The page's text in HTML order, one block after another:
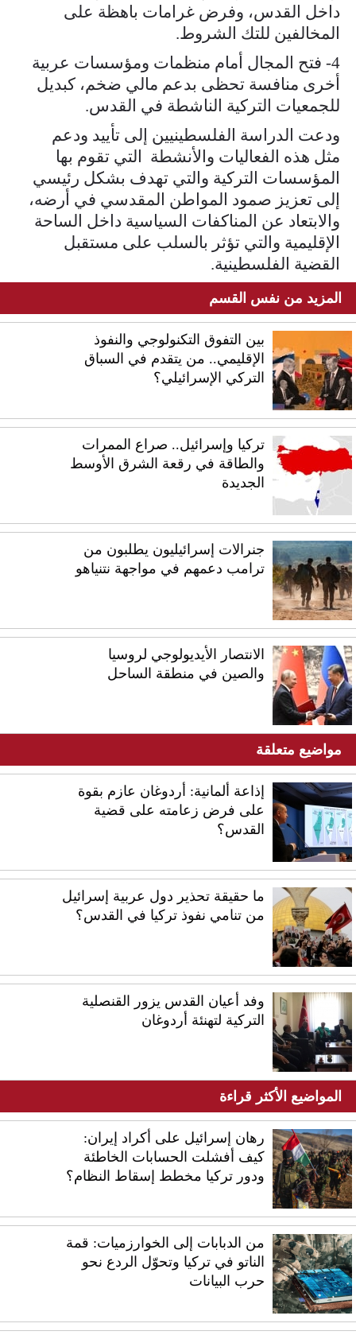
داخل القدس، وفرض غرامات باهظة على
المخالفين للتك الشروط.
4- فتح المجال أمام منظمات ومؤسسات عربية
أخرى منافسة تحظى بدعم مالي ضخم، كبديل
للجمعيات التركية الناشطة في القدس.
ودعت الدراسة الفلسطينيين إلى تأييد ودعم
مثل هذه الفعاليات والأنشطة التي تقوم بها
المؤسسات التركية والتي تهدف بشكل رئيسي
إلى تعزيز صمود المواطن المقدسي في أرضه،
والابتعاد عن المناكفات السياسية داخل الساحة
الإقليمية والتي تؤثر بالسلب على مستقبل
القضية الفلسطينية.
المزيد من نفس القسم
بين التفوق التكنولوجي والنفوذ
الإقليمي.. من يتقدم في السباق
التركي الإسرائيلي؟
تركيا وإسرائيل.. صراع الممرات
والطاقة في رقعة الشرق الأوسط
الجديدة
جنرالات إسرائيليون يطلبون من
ترامب دعمهم في مواجهة نتنياهو
الانتصار الأيديولوجي لروسيا
والصين في منطقة الساحل
مواضيع متعلقة
إذاعة ألمانية: أردوغان عازم بقوة
على فرض زعامته على قضية
القدس؟
ما حقيقة تحذير دول عربية إسرائيل
من تنامي نفوذ تركيا في القدس؟
وفد أعيان القدس يزور القنصلية
التركية لتهنئة أردوغان
المواضيع الأكثر قراءة
رهان إسرائيل على أكراد إيران:
كيف أفشلت الحسابات الخاطئة
ودور تركيا مخطط إسقاط النظام؟
من الدبابات إلى الخوارزميات: قمة
الناتو في تركيا وتحوّل الردع نحو
حرب البيانات